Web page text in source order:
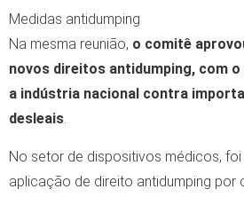
Medidas antidumping
Na mesma reunião, o comitê
novos direitos antidumping, com
a indústria nacional contra
desleais.
No setor de dispositivos médicos,
aplicação de direito antidumping por